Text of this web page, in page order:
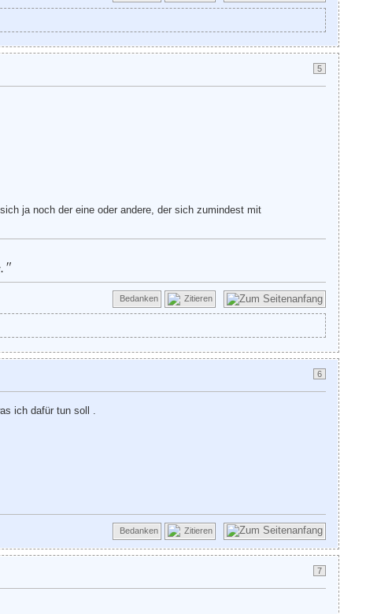
5
ja noch der eine oder andere, der sich zumindest mit
Zitieren
Bedanken
6
ich dafür tun soll .
Zitieren
Bedanken
7